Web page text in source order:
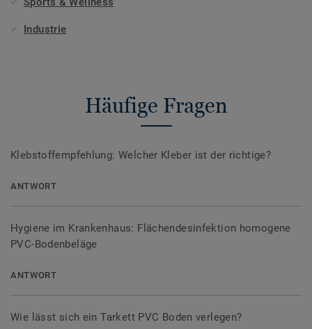
Industrie
Häufige Fragen
Klebstoffempfehlung: Welcher Kleber ist der richtige?
ANTWORT
Hygiene im Krankenhaus: Flächendesinfektion homogene
PVC-Bodenbeläge
ANTWORT
Wie lässt sich ein Tarkett PVC Boden verlegen?